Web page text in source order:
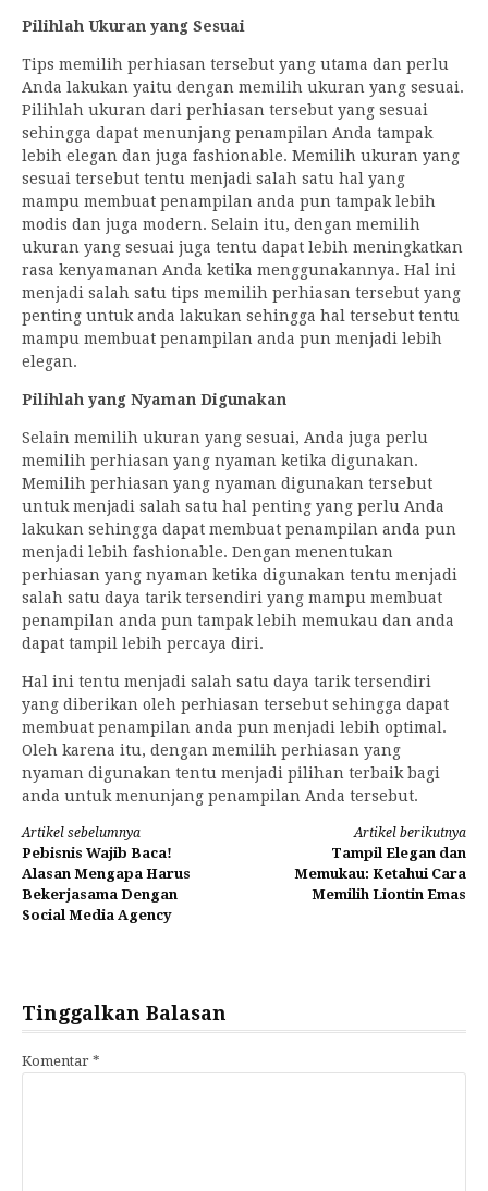
Pilihlah Ukuran yang Sesuai
Tips memilih perhiasan tersebut yang utama dan perlu
Anda lakukan yaitu dengan memilih ukuran yang sesuai.
Pilihlah ukuran dari perhiasan tersebut yang sesuai
sehingga dapat menunjang penampilan Anda tampak
lebih elegan dan juga fashionable. Memilih ukuran yang
sesuai tersebut tentu menjadi salah satu hal yang
mampu membuat penampilan anda pun tampak lebih
modis dan juga modern. Selain itu, dengan memilih
ukuran yang sesuai juga tentu dapat lebih meningkatkan
rasa kenyamanan Anda ketika menggunakannya. Hal ini
menjadi salah satu tips memilih perhiasan tersebut yang
penting untuk anda lakukan sehingga hal tersebut tentu
mampu membuat penampilan anda pun menjadi lebih
elegan.
Pilihlah yang Nyaman Digunakan
Selain memilih ukuran yang sesuai, Anda juga perlu
memilih perhiasan yang nyaman ketika digunakan.
Memilih perhiasan yang nyaman digunakan tersebut
untuk menjadi salah satu hal penting yang perlu Anda
lakukan sehingga dapat membuat penampilan anda pun
menjadi lebih fashionable. Dengan menentukan
perhiasan yang nyaman ketika digunakan tentu menjadi
salah satu daya tarik tersendiri yang mampu membuat
penampilan anda pun tampak lebih memukau dan anda
dapat tampil lebih percaya diri.
Hal ini tentu menjadi salah satu daya tarik tersendiri
yang diberikan oleh perhiasan tersebut sehingga dapat
membuat penampilan anda pun menjadi lebih optimal.
Oleh karena itu, dengan memilih perhiasan yang
nyaman digunakan tentu menjadi pilihan terbaik bagi
anda untuk menunjang penampilan Anda tersebut.
Lanjut
Membaca
Artikel sebelumnya
Pebisnis Wajib Baca!
Alasan Mengapa Harus
Bekerjasama Dengan
Social Media Agency
Artikel berikutnya
Tampil Elegan dan
Memukau: Ketahui Cara
Memilih Liontin Emas
Tinggalkan Balasan
Komentar *